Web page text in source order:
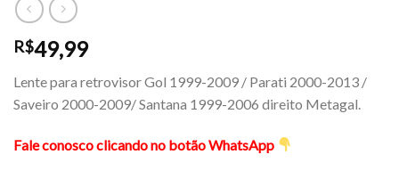
R$49,99
Lente para retrovisor Gol 1999-2009 / Parati 2000-2013 /
Saveiro 2000-2009/ Santana 1999-2006 direito Metagal.
Fale conosco clicando no botão WhatsApp